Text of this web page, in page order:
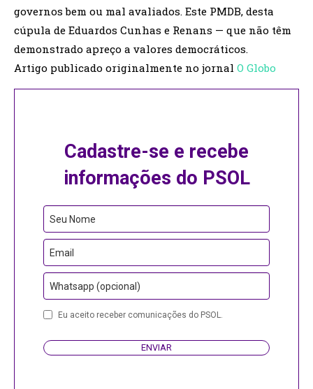
governos bem ou mal avaliados. Este PMDB, desta
cúpula de Eduardos Cunhas e Renans — que não têm
demonstrado apreço a valores democráticos.
Artigo publicado originalmente no jornal O Globo
Cadastre-se e recebe
informações do PSOL
Contact
Email
Seu Nome
Email
Whatsapp (opcional)
Eu aceito receber comunicações do PSOL.
ENVIAR